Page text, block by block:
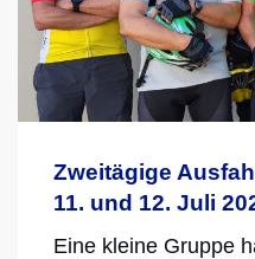
Zweitägige
11. und 12. Juli
Eine kleine Gruppe